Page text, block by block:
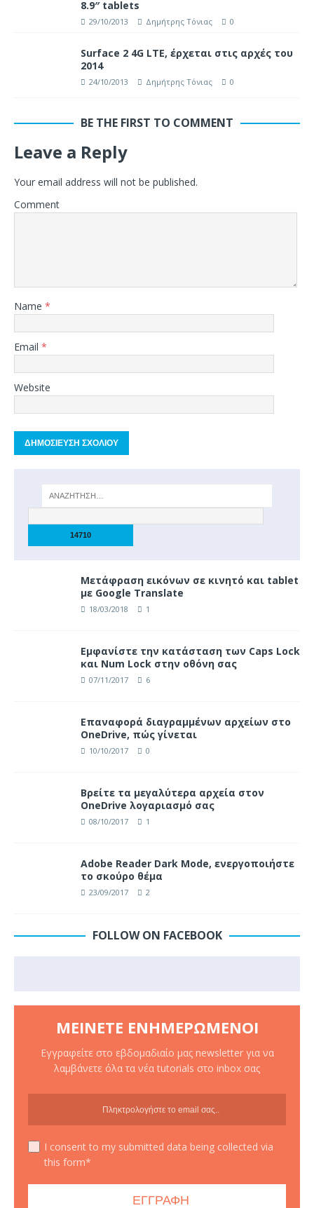
8.9″ tablets
29/10/2013 Δημήτρης Τόνιας 0
Surface 2 4G LTE, έρχεται στις αρχές του
2014
24/10/2013 Δημήτρης Τόνιας 0
BE THE FIRST TO COMMENT
Leave a Reply
Your email address will not be published.
Comment
Name *
Email *
Website
Μετάφραση εικόνων σε κινητό και tablet
με Google Translate
18/03/2018 1
Eμφανίστε την κατάσταση των Caps Lock
και Num Lock στην οθόνη σας
07/11/2017 6
Επαναφορά διαγραμμένων αρχείων στο
OneDrive, πώς γίνεται
10/10/2017 0
Βρείτε τα μεγαλύτερα αρχεία στον
OneDrive λογαριασμό σας
08/10/2017 1
Adobe Reader Dark Mode, ενεργοποιήστε
το σκούρο θέμα
23/09/2017 2
FOLLOW ON FACEBOOK
ΜΕΊΝΕΤΕ ΕΝΗΜΕΡΩΜΈΝΟΙ
Εγγραφείτε στο εβδομαδιαίο μας newsletter για να
λαμβάνετε όλα τα νέα tutorials στο inbox σας
I consent to my submitted data being collected via
this form*